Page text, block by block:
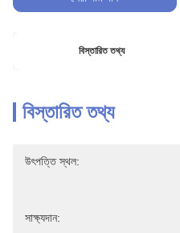
বিস্তারিত তথ্য
বিস্তারিত তথ্য
উৎপত্তি স্থল:
সাক্ষ্যদান: